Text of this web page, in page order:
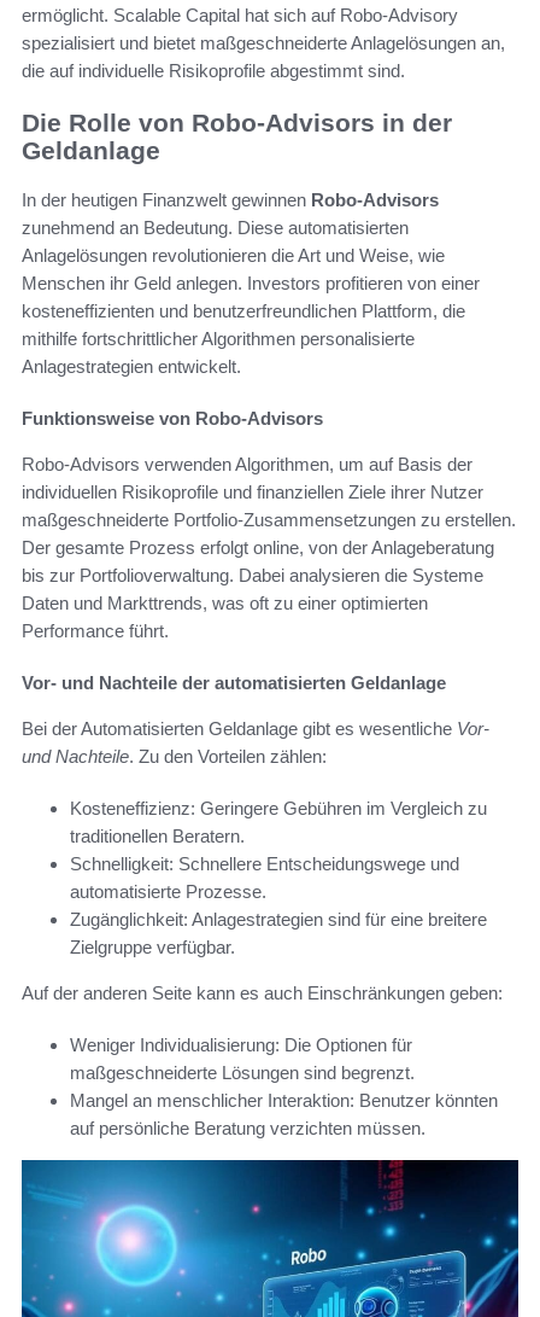
ermöglicht. Scalable Capital hat sich auf Robo-Advisory
spezialisiert und bietet maßgeschneiderte Anlagelösungen an,
die auf individuelle Risikoprofile abgestimmt sind.
Die Rolle von Robo-Advisors in der
Geldanlage
In der heutigen Finanzwelt gewinnen Robo-Advisors
zunehmend an Bedeutung. Diese automatisierten
Anlagelösungen revolutionieren die Art und Weise, wie
Menschen ihr Geld anlegen. Investors profitieren von einer
kosteneffizienten und benutzerfreundlichen Plattform, die
mithilfe fortschrittlicher Algorithmen personalisierte
Anlagestrategien entwickelt.
Funktionsweise von Robo-Advisors
Robo-Advisors verwenden Algorithmen, um auf Basis der
individuellen Risikoprofile und finanziellen Ziele ihrer Nutzer
maßgeschneiderte Portfolio-Zusammensetzungen zu erstellen.
Der gesamte Prozess erfolgt online, von der Anlageberatung
bis zur Portfolioverwaltung. Dabei analysieren die Systeme
Daten und Markttrends, was oft zu einer optimierten
Performance führt.
Vor- und Nachteile der automatisierten Geldanlage
Bei der Automatisierten Geldanlage gibt es wesentliche Vor-
und Nachteile. Zu den Vorteilen zählen:
Kosteneffizienz: Geringere Gebühren im Vergleich zu
traditionellen Beratern.
Schnelligkeit: Schnellere Entscheidungswege und
automatisierte Prozesse.
Zugänglichkeit: Anlagestrategien sind für eine breitere
Zielgruppe verfügbar.
Auf der anderen Seite kann es auch Einschränkungen geben:
Weniger Individualisierung: Die Optionen für
maßgeschneiderte Lösungen sind begrenzt.
Mangel an menschlicher Interaktion: Benutzer könnten
auf persönliche Beratung verzichten müssen.